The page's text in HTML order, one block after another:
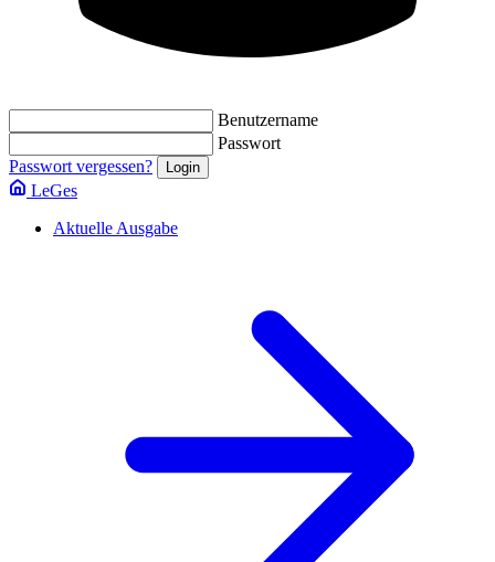
Benutzername
Passwort
Passwort vergessen?
LeGes
Aktuelle Ausgabe